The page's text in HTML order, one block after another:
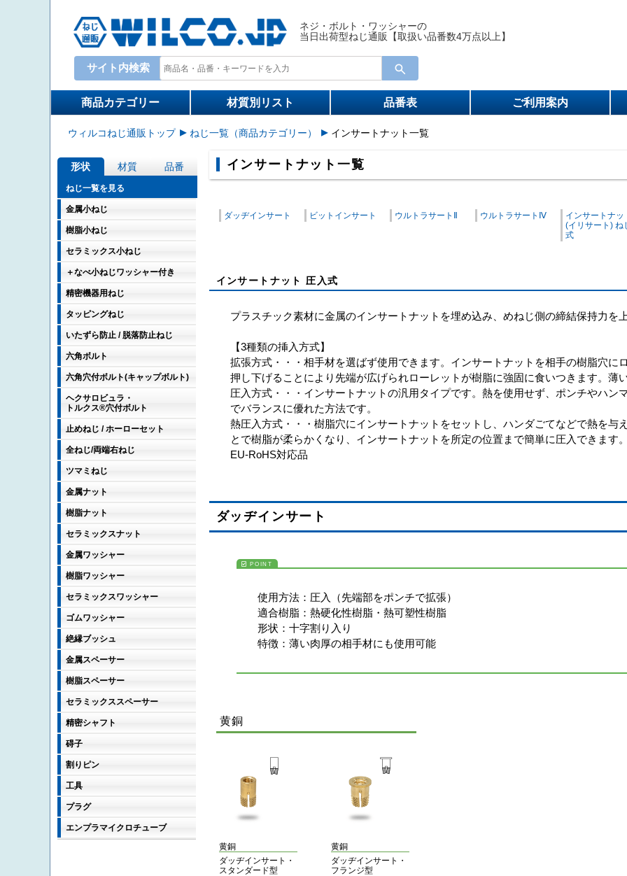
ネジ・ボルト・ワッシャーの
当日出荷型ねじ通販【取扱い品番数4万点以上】
商品カテゴリー 材質別リスト 品番表 ご利用案内
サイト内検索 Write your search query here
ウィルコねじ通販トップ ねじ一覧（商品カテゴリー） インサートナット一覧
形状 材質 品番
ねじ一覧を見る
金属小ねじ
樹脂小ねじ
セラミックス小ねじ
＋なべ小ねじワッシャー付き
精密機器用ねじ
タッピングねじ
いたずら防止 / 脱落防止ねじ
六角ボルト
六角穴付ボルト(キャップボルト)
ヘクサロビュラ・
トルクス®穴付ボルト
止めねじ / ホーローセット
全ねじ/両端右ねじ
ツマミねじ
金属ナット
樹脂ナット
セラミックスナット
金属ワッシャー
樹脂ワッシャー
セラミックスワッシャー
ゴムワッシャー
絶縁ブッシュ
金属スペーサー
樹脂スペーサー
セラミックススペーサー
精密シャフト
碍子
割りピン
工具
プラグ
エンプラマイクロチューブ
インサートナット一覧
ダッヂインサート ビットインサート ウルトラサートⅡ ウルトラサートⅣ
インサートナッ
(イリサート) ね
式
インサートナット 圧入式
プラスチック素材に金属のインサートナットを埋め込み、めねじ側の締結保持力を
【3種類の挿入方式】
拡張方式・・・相手材を選ばず使用できます。インサートナットを相手の樹脂穴に
押し下げることにより先端が広げられローレットが樹脂に強固に食いつきます。薄
圧入方式・・・インサートナットの汎用タイプです。熱を使用せず、ポンチやハン
でバランスに優れた方法です。
熱圧入方式・・・樹脂穴にインサートナットをセットし、ハンダごてなどで熱を与
とで樹脂が柔らかくなり、インサートナットを所定の位置まで簡単に圧入できます
EU-RoHS対応品
ダッヂインサート
使用方法： 圧入（先端部をポンチで拡張）
適合樹脂： 熱硬化性樹脂・熱可塑性樹脂
形状： 十字割り入り
特徴： 薄い肉厚の相手材にも使用可能
黄銅
黄銅
ダッヂインサート・
スタンダード型
黄銅
ダッヂインサート・
フランジ型